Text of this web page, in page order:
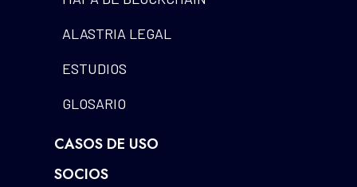
ALASTRIA LEGAL
ESTUDIOS
GLOSARIO
CASOS DE USO
SOCIOS